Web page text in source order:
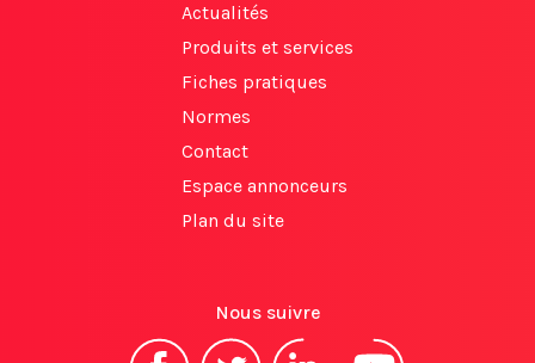
Actualités
Produits et services
Fiches pratiques
Normes
Contact
Espace annonceurs
Plan du site
Nous suivre